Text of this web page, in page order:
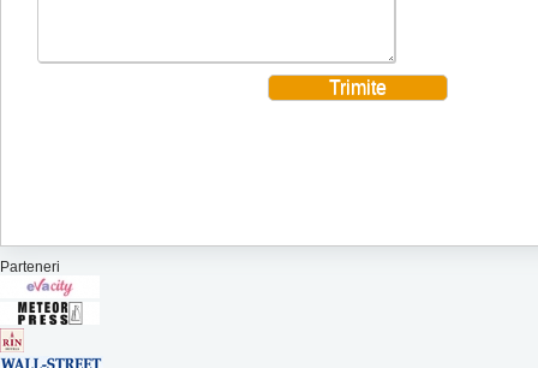
Parteneri